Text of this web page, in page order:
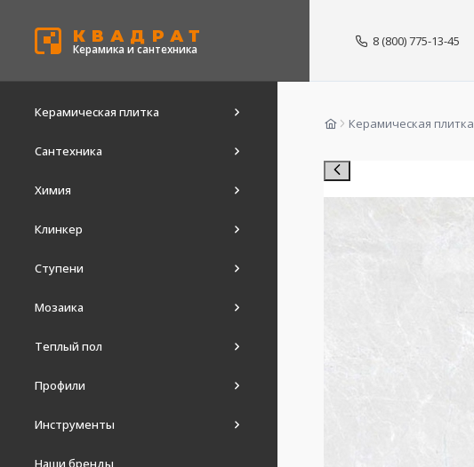
КВАДРАТ
Керамика и сантехника
8 (800) 775-13-45
Керамическая плитка
Сантехника
Химия
Клинкер
Ступени
Мозаика
Теплый пол
Профили
Инструменты
Наши бренды
Керамическая плитка